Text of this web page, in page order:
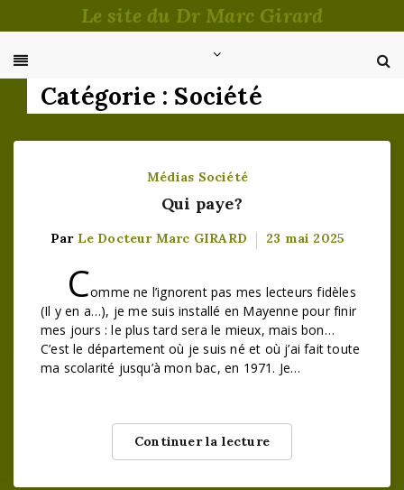
au
Le site du Dr Marc Girard
Catégorie : Société
Médias Société
Qui paye?
Par Le Docteur Marc GIRARD 23 mai 2025
Comme ne l’ignorent pas mes lecteurs fidèles
(Il y en a…), je me suis installé en Mayenne pour finir
mes jours : le plus tard sera le mieux, mais bon…
C’est le département où je suis né et où j’ai fait toute
ma scolarité jusqu’à mon bac, en 1971. Je…
Continuer la lecture